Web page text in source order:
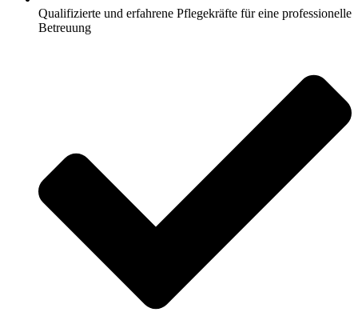
Qualifizierte und erfahrene Pflegekräfte für eine professionelle
Betreuung